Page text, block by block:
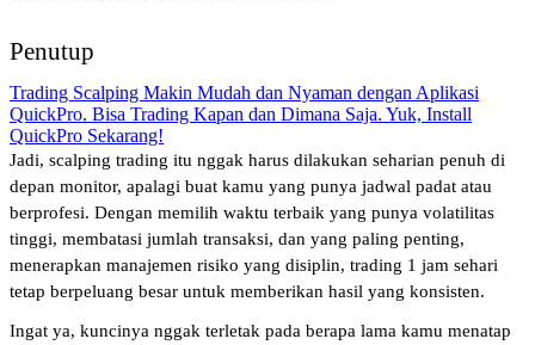
Penutup
Trading Scalping Makin Mudah dan Nyaman dengan Aplikasi
QuickPro. Bisa Trading Kapan dan Dimana Saja. Yuk, Install
QuickPro Sekarang!
Jadi, scalping trading itu nggak harus dilakukan seharian penuh di
depan monitor, apalagi buat kamu yang punya jadwal padat atau
berprofesi. Dengan memilih waktu terbaik yang punya volatilitas
tinggi, membatasi jumlah transaksi, dan yang paling penting,
menerapkan manajemen risiko yang disiplin, trading 1 jam sehari
tetap berpeluang besar untuk memberikan hasil yang konsisten.
Ingat ya, kuncinya nggak terletak pada berapa lama kamu menatap